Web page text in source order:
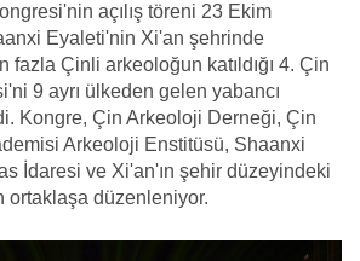
açılış töreni 23 Ekim
Eyaleti'nin Xi'an şehrinde
fazla Çinli arkeoloğun katıldığı 4. Çin
9 ayrı ülkeden gelen yabancı
Kongre, Çin Arkeoloji Derneği, Çin
Arkeoloji Enstitüsü, Shaanxi
İdaresi ve Xi'an'ın şehir düzeyindeki
ortaklaşa düzenleniyor.